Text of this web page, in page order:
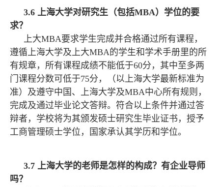
3.6 上海大学对研究生（包括MBA）学位的要
求？
上大MBA要求学生完成并合格通过所有课程，
遵循上海大学及上大MBA的学生和学术手册里的所
有规章，所有课程成绩不能低于60分，其中至多两
门课程分数可低于75分，（以上海大学最新标准为
准）及遵守中国、上海大学及MBA中心所有规则，
完成及通过毕业论文答辩。符合以上条件并通过答
辩者，学校将为其颁发硕士研究生毕业证书，授予
工商管理硕士学位，国家承认其学历和学位。
3.7 上海大学的老师是怎样的构成？有企业导师
吗？